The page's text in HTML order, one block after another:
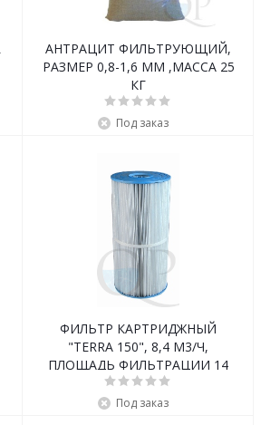
АНТРАЦИТ ФИЛЬТРУЮЩИЙ,
РАЗМЕР 0,8-1,6 ММ ,МАССА 25
КГ
Под заказ
ФИЛЬТР КАРТРИДЖНЫЙ
"TERRA 150", 8,4 М3/Ч,
ПЛОЩАДЬ ФИЛЬТРАЦИИ 14
М2
Под заказ